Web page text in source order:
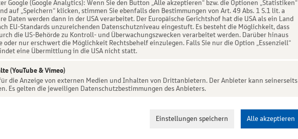
Google (Google Analytics): Wenn Sie den Button „Alle akzeptieren“ bzw. die Optionen „Statistiken“
auf „Speichern“ klicken, stimmen Sie ebenfalls den Bestimmungen von Art. 49 Abs. 1 S.1 lit. a
Daten werden dann in der USA verarbeitet. Der Europäische Gerichtshof hat die USA als ein Land
EU-Standards unzureichenden Datenschutzniveau eingestuft. Es besteht die Möglichkeit, dass
die US-Behörde zu Kontroll- und Überwachungszwecken verarbeitet werden. Darüber hinaus
oder nur erschwert die Möglichkeit Rechtsbehelf einzulegen. Falls Sie nur die Option „Essenziell“
eine Übermittlung in die USA nicht statt.
(YouTube & Vimeo)
die Anzeige von externen Medien und Inhalten von Drittanbietern. Der Anbieter kann seinerseits
Es gelten die jeweiligen Datenschutzbestimmungen des Anbieters.
Einstellungen speichern Alle akzeptieren